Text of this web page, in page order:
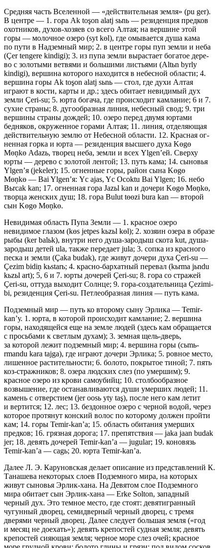
Средняя часть Вселенной — «действительная земля» (pu ger).
В центре — 1. гора Ak toşon alatj sьnь — резиденция предков
охотников, духов-хозяев со всего Алтая; на вершине этой
горы — молочное озеро (syt kөl), где омывает­ся душа кама
по пути в Надземный мир; 2. в центре горы пуп зем­ли и неба
(Çer tengere kindigi); 3. из пупа земли вырастает богатое дере­
во с золотыми ветвями и большими листьями (Altьn byrly
kindigi), вершина которого на­ходится в небесной области; 4.
вершина горы Ak toşon alatj sьnь — стол, где духи Алтая
играют в кости, карты и др.; здесь обитает не­видимый дух
зем­ли Çeri-su; 5. юрта богача, где происходит камлание; 6 и 7.
сухие страны; 8. дугообразная линия, небесный свод; 9. три
вершины стра­ны дождей; 10. озеро перед двумя юртами
бедняков, окруженное горами Алтая; 11. линия, отделяющая
действительную землю от Небесной области. 12. Красная ог­
ненная горка и юрта — резиденция высшего духа Kөgө
Mөņkө Adazь, тво­рец неба, земли и всех Ylgen’ей. Сверху
юрты — дерево с золотой лентой; 13. путь кама; 14. сыновья
Ylgen’я (jekeler); 15. огненные го­ры, район сына Kөgө
Mөņkө — Bai Ylgen’я: Yc ajas, Yc Ocoktu Bai Ylgen; 16. небо
Bьrcak kan; 17. огненная гора Jazьl kan и дочери Kөgө Mөņkө,
творца женских душ; 18. гора Bulut tөөzi bura kan — второй
сын Kөgө Mөņkө.
Невидимая область Пупа Земли — 1. красное озеро
невидимое глазом (kөs jetpes kьzьl kөl); 2. хозяин озера в образе
рыбы (ker balьk), внут­ри него душа-зародыш скота kut, душа-
зародыш детей ula, также передает jula; 3. сопка из красного
песка и земли (Çaka budak), где живут дочери ду­ха Çeri-su —
Çezim bidiņ kьstarь; 4. красно-бархатный перевал (kьrma jьndu
kьzьl art); 5, 6 и 7. юрты дочерей Çeri-su; 8. гора со стражей
Çeri-su, оттуда вы­ходит Солнце; 9. гора-создательница Çezimi-
bi, резиденция Çeri-su. Петле­образная линия — путь кама.
Подземный мир — путь ко второму сыну Эрлика — Temir-
kan’у. 1. юрта, в которой происходит камлание; 2. вершина
горы, находящейся еще на зем­ле людей (здесь кам обращается
с просьбами к светлым духам); 3. земная щель-дверь,
за которой лежит подземный мир; 4. вершина горы (cьmь­
rmandu kara tajga), где играют дочери Эрлика; 5. ровное место,
лишенное растительности; 6. болото, покрытое тиной; 7. пять
коз-стражни­ков; 8. озе­ра людских слез (по умершим); 9.
красное озеро из крови само­убийц; 10. столбообразное
возвышение, где останавливаются души умерших людей; 11.
камень с отверстием (jer oosь yty taş), после него кам летит
и вертится; 12. лес; 13. бездонное озеро с черной водой, через
которое протянут конский волос по которому должен пройти
кам; 14. горы Temir-kan’а; 15. область обитания умерших
предков; 16. грязная дорога; 17. препятствия — jaka jaan budak
jer; 18. девять дочерей Temir-kan’а — jugular; 19. коновязь
Temir-kan’а — cagь; 20. юрта Temir-kan’а.
Далее Л. Э. Каруновская делает описание из представлений К.
Танашева некоторых слоев Подземного мира, на которых
живут сыновья Эрлик-хана. На Девятом слое Подземного
мира обитает сын Эрлик-хана — Erke Solton, западный
черный дух. Это темное место, где стоят: девятигран­ный
чугунный дворец, семидверный черный дворец, с тремя
дверями чер­ный дворец. Далее следует большая земля («год
и месяц не доехать»); де­вять крепостей судная земля; девять
крепостей сияющая земля; черное мо­ре слез очей; красное